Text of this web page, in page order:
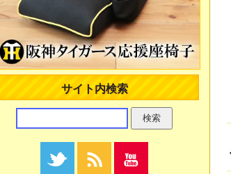
サイト内検索